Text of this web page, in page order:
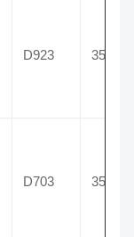
D923 3586
D703 3588